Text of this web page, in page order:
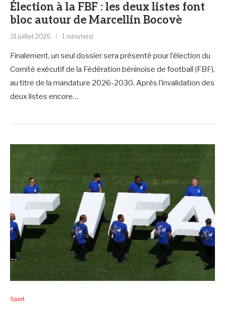
Élection à la FBF : les deux listes font
bloc autour de Marcellin Bocovè
31 juillet 2026 1 minute(s)
Finalement, un seul dossier sera présenté pour l’élection du
Comité exécutif de la Fédération béninoise de football (FBF),
au titre de la mandature 2026-2030. Après l’invalidation des
deux listes encore…
Sport